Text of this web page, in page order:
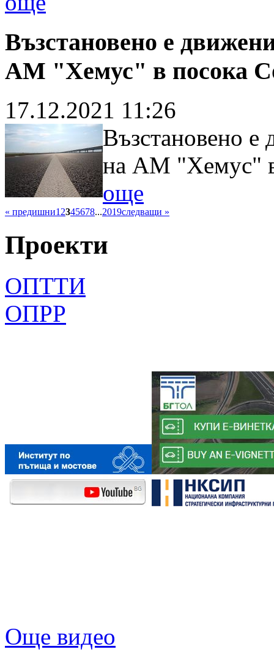
Възстановено е
АМ "Хемус" в посока
17.12.2021 11:26
Възстановено
на АМ "Хемус"
още
« предишни1 2345678...2019следващи »
Проекти
ОПТТИ
ОПРР
Още видео